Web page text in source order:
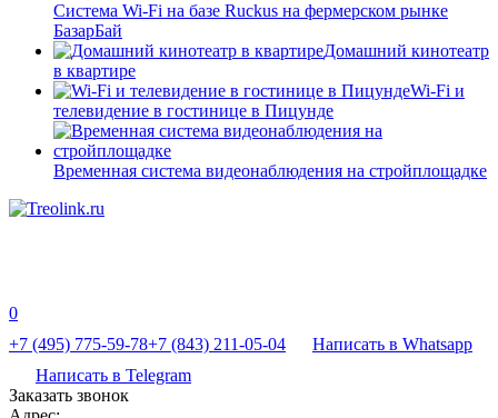
Система Wi-Fi на базе Ruckus на фермерском рынке
БазарБай
Домашний кинотеатр
в квартире
Wi-Fi и
телевидение в гостинице в Пицунде
Временная система видеонаблюдения на стройплощадке
0
+7 (495) 775-59-78+7 (843) 211-05-04
Написать в Whatsapp
Написать в Telegram
Заказать звонок